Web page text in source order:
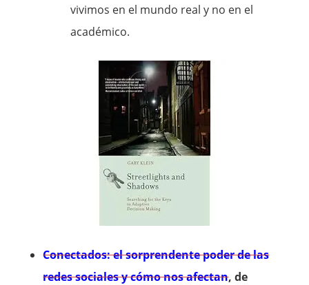
vivimos en el mundo real y no en el
académico.
Conectados: el sorprendente poder de las
redes sociales y cómo nos afectan, de